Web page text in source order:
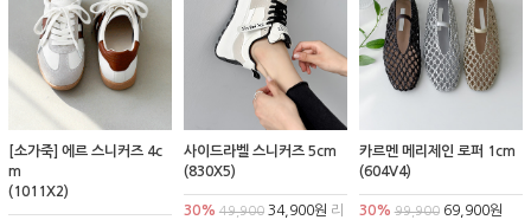
[소가죽] 에르 스니커즈 4c
m
(1011X2)
사이드라벨 스니커즈 5cm
(830X5)
30% 49,90034,900원 리
카르멘 메리제인 로퍼 1cm
(604V4)
30% 99,90069,900원